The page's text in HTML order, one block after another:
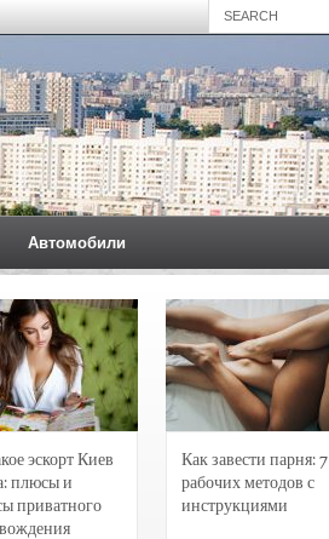
Автомобили
эскорт Киев
плюсы и
приватного
Как завести парня: 7
рабочих методов с
инструкциями